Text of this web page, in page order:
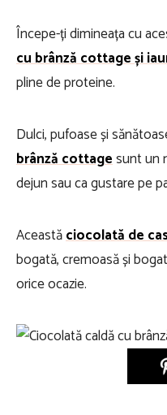
Începe-ți dimineața cu
cu brânză cottage și
pline de proteine.
Dulci, pufoase și
brânză cottagesunt un
dejun sau ca gustare pe
Aceastăciocolată de
bogată, cremoasă și
orice ocazie.